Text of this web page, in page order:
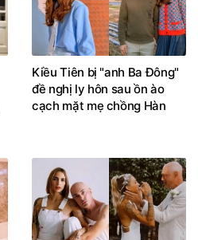
Kiều Tiên bị "anh Ba Đông"
đề nghị ly hôn sau ồn ào
cạch mặt mẹ chồng Hàn